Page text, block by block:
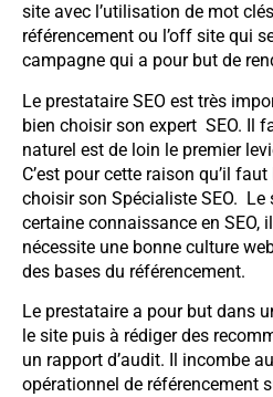
site avec l’utilisation de mot
référencement ou l’off site qui
campagne qui a pour but de
Le prestataire SEO est très
bien choisir son expert SEO. Il
naturel est de loin le premier
C’est pour cette raison qu’il
choisir son Spécialiste SEO.
certaine connaissance en SEO,
nécessite une bonne culture
des bases du référencement.
Le prestataire a pour but dans
le site puis à rédiger des
un rapport d’audit. Il incombe
opérationnel de référencement